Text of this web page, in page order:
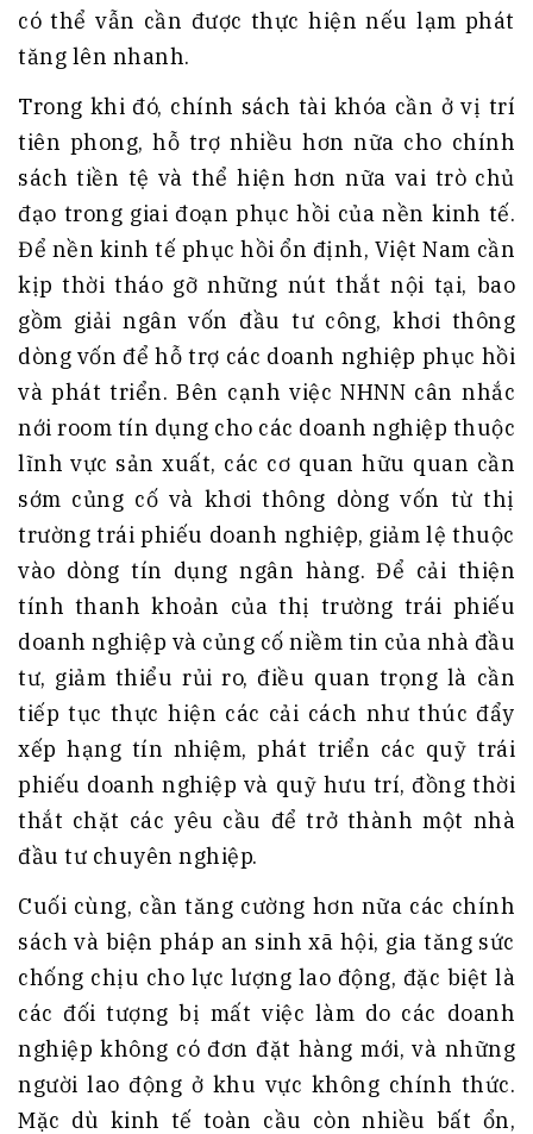
có thể vẫn cần được thực hiện nếu lạm phát
tăng lên nhanh.
Trong khi đó, chính sách tài khóa cần ở vị trí
tiên phong, hỗ trợ nhiều hơn nữa cho chính
sách tiền tệ và thể hiện hơn nữa vai trò chủ
đạo trong giai đoạn phục hồi của nền kinh tế.
Để nền kinh tế phục hồi ổn định, Việt Nam cần
kịp thời tháo gỡ những nút thắt nội tại, bao
gồm giải ngân vốn đầu tư công, khơi thông
dòng vốn để hỗ trợ các doanh nghiệp phục hồi
và phát triển. Bên cạnh việc NHNN cân nhắc
nới room tín dụng cho các doanh nghiệp thuộc
lĩnh vực sản xuất, các cơ quan hữu quan cần
sớm củng cố và khơi thông dòng vốn từ thị
trường trái phiếu doanh nghiệp, giảm lệ thuộc
vào dòng tín dụng ngân hàng. Để cải thiện
tính thanh khoản của thị trường trái phiếu
doanh nghiệp và củng cố niềm tin của nhà đầu
tư, giảm thiểu rủi ro, điều quan trọng là cần
tiếp tục thực hiện các cải cách như thúc đẩy
xếp hạng tín nhiệm, phát triển các quỹ trái
phiếu doanh nghiệp và quỹ hưu trí, đồng thời
thắt chặt các yêu cầu để trở thành một nhà
đầu tư chuyên nghiệp.
Cuối cùng, cần tăng cường hơn nữa các chính
sách và biện pháp an sinh xã hội, gia tăng sức
chống chịu cho lực lượng lao động, đặc biệt là
các đối tượng bị mất việc làm do các doanh
nghiệp không có đơn đặt hàng mới, và những
người lao động ở khu vực không chính thức.
Mặc dù kinh tế toàn cầu còn nhiều bất ổn,